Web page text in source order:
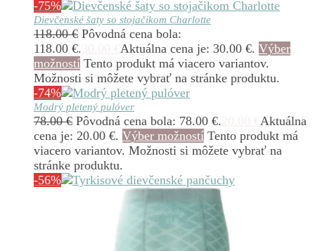
-75%
Dievčenské šaty so stojačikom Charlotte
118.00€ Pôvodná cena bola:
118.00 €.
Aktuálna cena je: 30.00 €. Výber
možností Tento produkt má viacero variantov.
Možnosti si môžete vybrať na stránke produktu.
-74%
Modrý pletený pulóver
78.00€ Pôvodná cena bola: 78.00 €.
Aktuálna
cena je: 20.00 €. Výber možností Tento produkt má
viacero variantov. Možnosti si môžete vybrať na
stránke produktu.
-56%